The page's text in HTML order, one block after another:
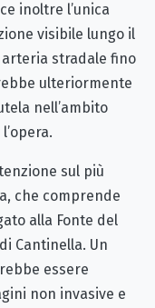
inoltre l’unica
visibile lungo il
stradale fino
ulteriormente
nell’ambito
sul più
che comprende
alla Fonte del
Cantinella. Un
essere
non invasive e